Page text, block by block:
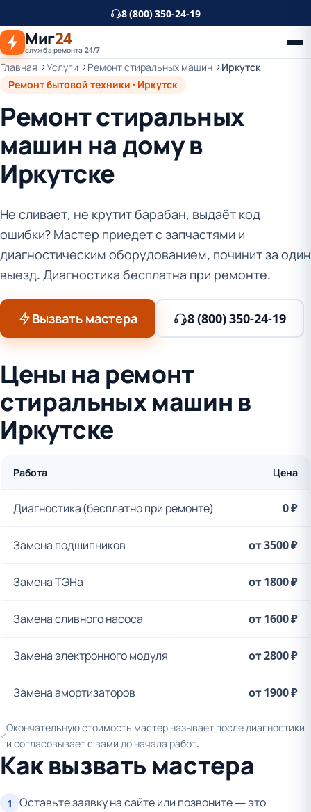
основному
контенту
8 (800) 350-24-19
Миг24
служба ремонта 24/7
Главная Услуги Ремонт стиральных машин
Иркутск
Ремонт бытовой техники · Иркутск
Ремонт стиральных
машин на дому в
Иркутске
Не сливает, не крутит барабан, выдаёт код
ошибки? Мастер приедет с запчастями и
диагностическим оборудованием, починит за один
выезд. Диагностика бесплатна при ремонте.
Вызвать мастера 8 (800) 350-24-19
Цены на ремонт
стиральных машин в
Иркутске
Работа Цена
Диагностика (бесплатно при ремонте) 0 ₽
Замена подшипников от 3500 ₽
Замена ТЭНа от 1800 ₽
Замена сливного насоса от 1600 ₽
Замена электронного модуля от 2800 ₽
Замена амортизаторов от 1900 ₽
Окончательную стоимость мастер называет после диагностики
и согласовывает с вами до начала работ.
Как вызвать мастера
1
Оставьте заявку на сайте или позвоните — это